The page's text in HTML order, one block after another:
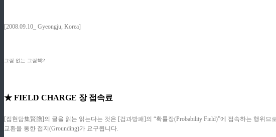
[2008.09.10_ Gyeongju, Korea]
그림 없는 그림책2
★ FIELD CHARGE 장 접속료
[집현담集賢膽]의 글을 읽는 읽는다는 것은 [검과방패]의 “확률장(Probability Field)”에 접속하는 행위
교환을 통한 접지(Grounding)가 요구됩니다.